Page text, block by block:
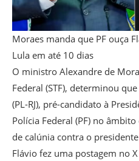
Moraes manda que PF ouça
Lula em até 10 dias
O ministro Alexandre de
Federal (STF), determinou
(PL-RJ), pré-candidato à
Polícia Federal (PF) no
de calúnia contra o
Flávio fez uma postagem no